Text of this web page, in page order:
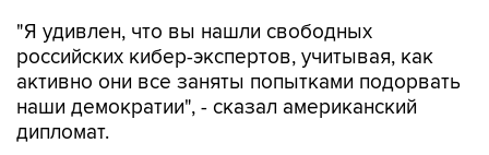
"Я удивлен, что вы нашли свободных
российских кибер-экспертов, учитывая, как
активно они все заняты попытками подорвать
наши демократии", - сказал американский
дипломат.